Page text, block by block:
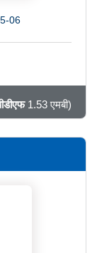
06
1.53 एमबी)